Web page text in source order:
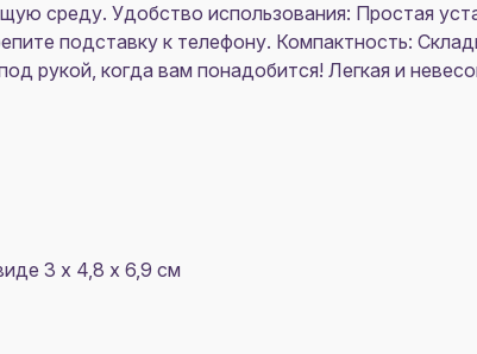
среду. Удобство использования: Простая
подставку к телефону. Компактность:
рукой, когда вам понадобится! Легкая и
3 х 4,8 х 6,9 см